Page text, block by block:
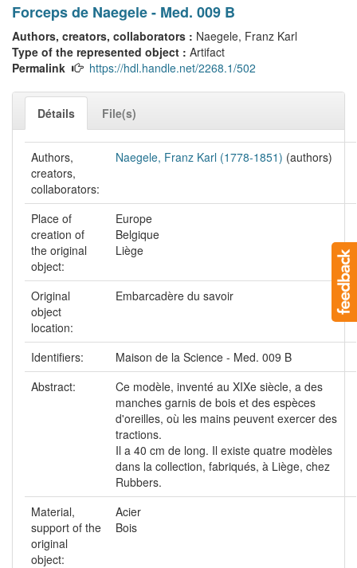
Forceps de Naegele - Med. 009 B
Authors, creators, collaborators : Naegele, Franz Karl
Type of the represented object : Artifact
Permalink
https://hdl.handle.net/2268.1/502
Détails File(s)
Authors,
creators,
collaborators:
Naegele, Franz Karl (1778-1851) (authors)
Place of
creation of
the original
object:
Europe
Belgique
Liège
Original
object
location:
Embarcadère du savoir
Identifiers:
Maison de la Science - Med. 009 B
Abstract:
Ce modèle, inventé au XIXe siècle, a des
manches garnis de bois et des espèces
d'oreilles, où les mains peuvent exercer des
tractions.
Il a 40 cm de long. Il existe quatre modèles
dans la collection, fabriqués, à Liège, chez
Rubbers.
Material,
support of the
original
object:
Acier
Bois